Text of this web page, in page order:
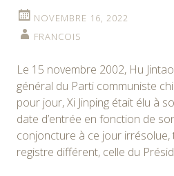
NOVEMBRE 16, 2022
FRANCOIS
Le 15 novembre 2002, Hu
général du Parti communiste
pour jour, Xi Jinping était élu à
date d’entrée en fonction de
conjoncture à ce jour irrésolue,
registre différent, celle du